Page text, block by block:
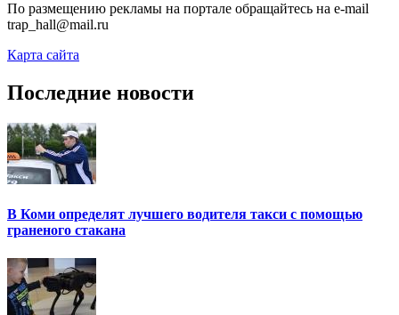
По размещению рекламы на портале обращайтесь на e-mail
trap_hall@mail.ru
Карта сайта
Последние новости
В Коми определят лучшего водителя такси с помощью
граненого стакана